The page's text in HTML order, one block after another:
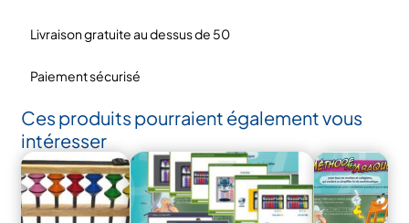
Livraison gratuite au dessus de 50
Paiement sécurisé
Ces produits pourraient également vous
intéresser